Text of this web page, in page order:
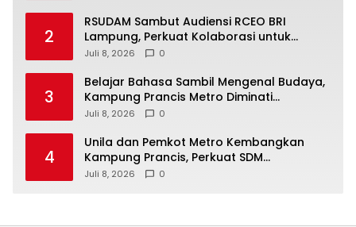
2
RSUDAM Sambut Audiensi RCEO BRI
Lampung, Perkuat Kolaborasi untuk
Pengembangan Layanan dan SDM
Juli 8, 2026 0
3
Belajar Bahasa Sambil Mengenal Budaya,
Kampung Prancis Metro Diminati
Masyarakat
Juli 8, 2026 0
4
Unila dan Pemkot Metro Kembangkan
Kampung Prancis, Perkuat SDM
Berwawasan Internasional
Juli 8, 2026 0